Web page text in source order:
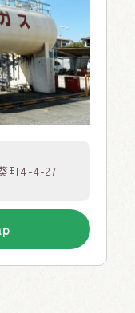
町4-4-27